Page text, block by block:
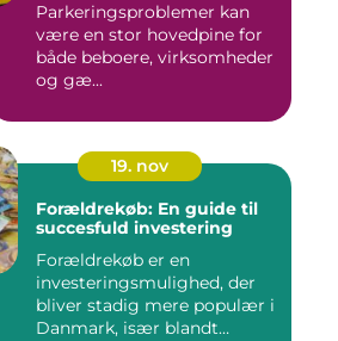
Parkeringsproblemer kan
være en stor hovedpine for
både beboere, virksomheder
og gæ...
19. nov
Forældrekøb: En guide til
succesfuld investering
Forældrekøb er en
investeringsmulighed, der
bliver stadig mere populær i
Danmark, især blandt